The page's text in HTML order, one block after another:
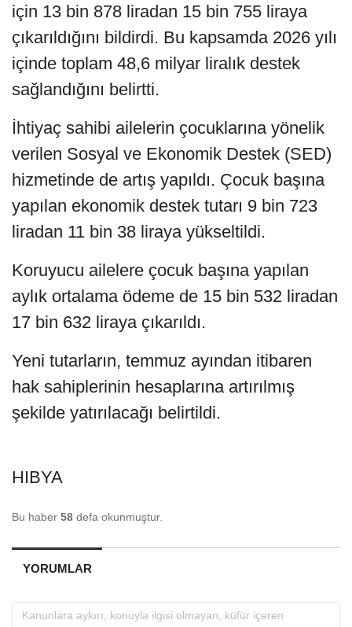
için 13 bin 878 liradan 15 bin 755 liraya
çıkarıldığını bildirdi. Bu kapsamda 2026 yılı
içinde toplam 48,6 milyar liralık destek
sağlandığını belirtti.
İhtiyaç sahibi ailelerin çocuklarına yönelik
verilen Sosyal ve Ekonomik Destek (SED)
hizmetinde de artış yapıldı. Çocuk başına
yapılan ekonomik destek tutarı 9 bin 723
liradan 11 bin 38 liraya yükseltildi.
Koruyucu ailelere çocuk başına yapılan
aylık ortalama ödeme de 15 bin 532 liradan
17 bin 632 liraya çıkarıldı.
Yeni tutarların, temmuz ayından itibaren
hak sahiplerinin hesaplarına artırılmış
şekilde yatırılacağı belirtildi.
HIBYA
Bu haber 58 defa okunmuştur.
YORUMLAR